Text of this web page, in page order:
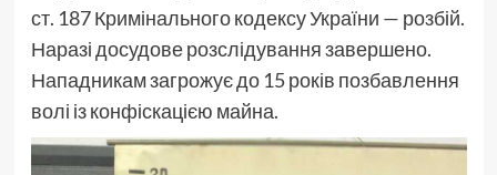
ст. 187 Кримінального кодексу України — розбій.
Наразі досудове розслідування завершено.
Нападникам загрожує до 15 років позбавлення
волі із конфіскацією майна.